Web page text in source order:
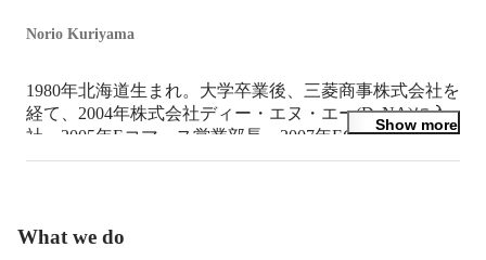
Norio Kuriyama
1980年北海道生まれ。大学卒業後、三菱商事株式会社を
経て、2004年株式会社ディー・エヌ・エー(DeNA)に入
社。2005年Eコマース営業部長、2007年ECビジネス部
長、2009年同社執行役員を経て、2011年に見識を広げる
ングや共同プロジェクトを経験しました。2012年に同社
設立、2014年2月にビジネス比較・発注サイト「アイミ
Show more
What we do